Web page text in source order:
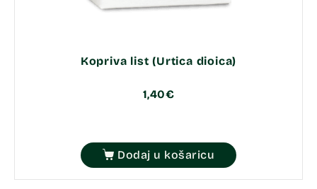
Kopriva list (Urtica dioica)
1,40€
Dodaj u košaricu